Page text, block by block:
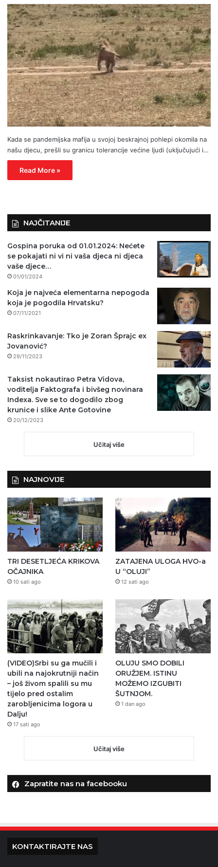
Kada se pandemijska mafija u svojoj beskrajnoj pohlepi okomila na
našu djecu, prešli su granicu tolerancije većine ljudi (uključujući i…
Read More »
NAJČITANIJE
Gospina poruka od 01.01.2024: Nećete
se pokajati ni vi ni vaša djeca ni djeca
vaše djece…
01/01/2024
Koja je najveća elementarna nepogoda
koja je pogodila Hrvatsku?
07/11/2021
Raskrinkavanje: Tko je Zoran Šprajc ex
Jovanović?
29/11/2023
Taksist nokautirao Petra Vidova,
voditelja Faktografa i bivšeg novinara
Indexa. Sve se to dogodilo zbog
krunice i slike Ante Gotovine
20/12/2023
Učitaj više
NAJNOVIJE
TRI DESETLJEĆA KRIKOVA
OČAJNIKA
10 sati ago
ZATAJENA ULOGA HVO-a
U “OLUJI”
12 sati ago
(VIDEO)Srbi su ga mučili i
ubili na najokrutniji način
– još živom spalili su mu
tijelo pred ostalim
zarobljenicima logora u
Dalju!
17 sati ago
OLUJU SMO DOBILI
ORUŽJEM. ISTINU
MOŽEMO IZGUBITI
ŠUTNJOM.
1 dan ago
Učitaj više
Zapratite nas na facebooku
KONTAKTIRAJTE NAS